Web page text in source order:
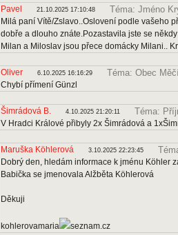
Pavel 21.10.2025 17:10:48 Téma: Jméno
Milá paní Vítě/Zslavo..Oslovení podle vašeho
dobře a dlouho znáte.Pozastavila jste se
Milan a Miloslav jsou přece domácky Milani..
Oliver 6.10.2025 16:16:29 Téma: Obec
Chybí přímení Günzl
Šimrádová B. 4.10.2025 21:20:11 Téma:
V Hradci Králové přibyly 2x Šimrádová a
Maruška Köhlerová 3.10.2025 22:23:45
Dobrý den, hledám informace k jménu Köhler
Babička se jmenovala Alžběta Köhlerová
Děkuji
kohlerovamaria seznam.cz